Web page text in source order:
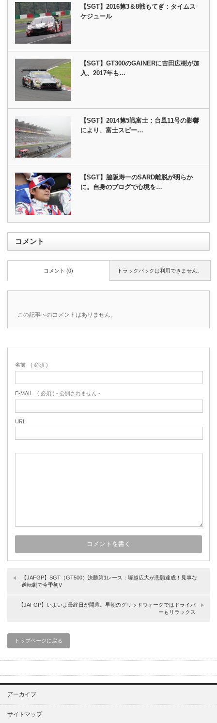
【SGT】2016第3＆8戦もてぎ：タイムス
ケジュール
【SGT】GT300のGAINERに吉田広樹が加
入、2017年も…
【SGT】2014第5戦富士：台風11号の影響
により、富士スピー…
【SGT】脇阪寿一のSARD離脱が明らか
に。自身のブログで心境を…
コメント
トラックバックは利用できません。
コメント (0)
この記事へのコメントはありません。
名前 ( 必須 )
E-MAIL ( 必須 ) - 公開されません -
URL
【JAFGP】SGT（GT500）決勝第1レース：塚越広大が悲願達成！見事な
逆転劇で今季初V
【JAFGP】いよいよ最終日が開幕。早朝のグリッドウォークではドライバ
ーもリラックス
トップページに戻る
アーカイブ
サイトマップ